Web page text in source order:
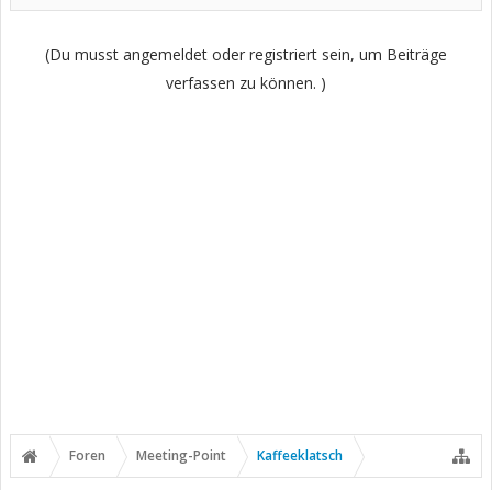
(Du musst angemeldet oder registriert sein, um Beiträge
verfassen zu können. )
Foren Meeting-Point Kaffeeklatsch